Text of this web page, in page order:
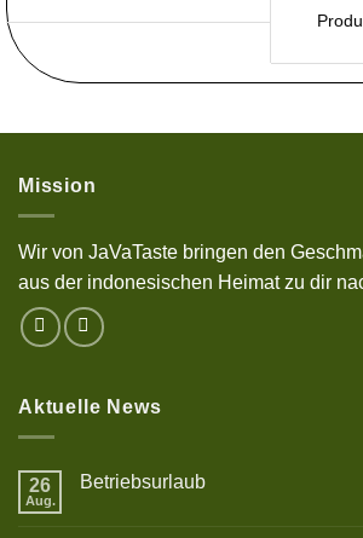
Mission
Wir von JaVaTaste bringen den
aus der indonesischen Heimat zu dir
Aktuelle News
26
Aug.
Betriebsurlaub